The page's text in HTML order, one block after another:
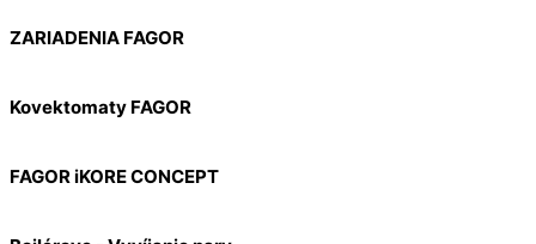
ZARIADENIA FAGOR
Kovektomaty FAGOR
FAGOR iKORE CONCEPT